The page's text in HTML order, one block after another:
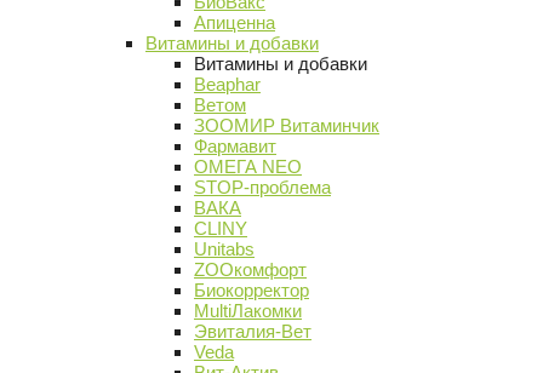
Апиценна
Витамины и добавки
Витамины и добавки
Beaphar
Ветом
ЗООМИР Витаминчик
Фармавит
ОМЕГА NEO
STOP-проблема
ВАКА
CLINY
Unitabs
ZOOкомфорт
Биокорректор
MultiЛакомки
Эвиталия-Вет
Veda